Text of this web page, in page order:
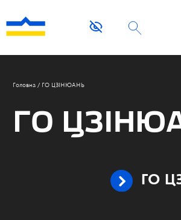
Головна / ГО ЦЗІНЮАНЬ
ГО
ГО